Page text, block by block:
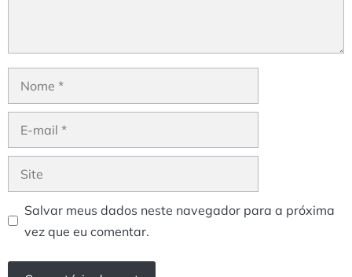
Salvar meus dados neste navegador para a próxima
vez que eu comentar.